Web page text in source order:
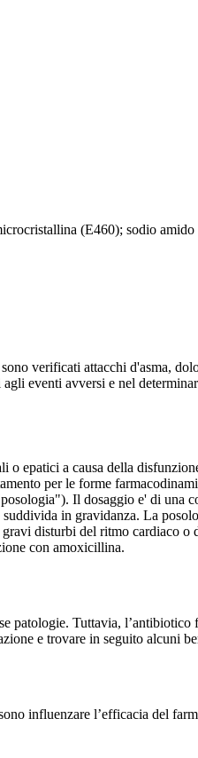
(E460); sodio
verificati attacchi d'asma,
eventi avversi e nel
epatici a causa della
per le forme
Il dosaggio e' di una
in gravidanza. La
disturbi del ritmo cardiaco
con amoxicillina.
Tuttavia,
e trovare in seguito alcuni
influenzare l’efficacia del